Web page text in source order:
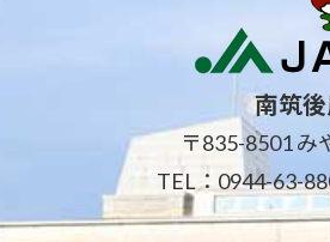
南筑
〒835-8501 み
TEL： 0944-63-